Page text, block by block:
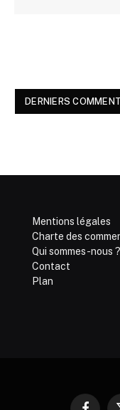
DERNIERS
Mentions légales
Charte des
Qui sommes-nous ?
Contact
Plan